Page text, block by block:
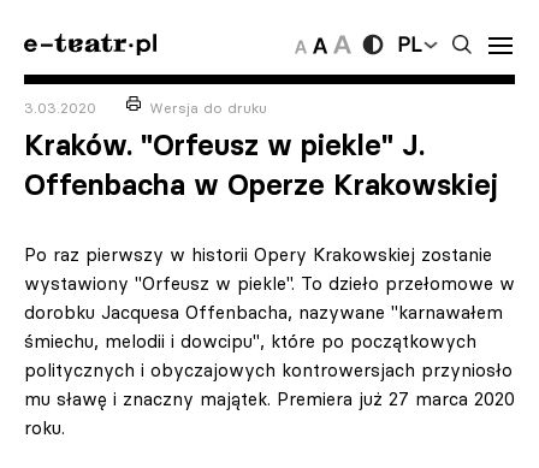
PL
3.03.2020 Wersja do druku
Kraków. "Orfeusz w piekle" J.
Offenbacha w Operze Krakowskiej
Po raz pierwszy w historii Opery Krakowskiej zostanie
wystawiony "Orfeusz w piekle". To dzieło przełomowe w
dorobku Jacquesa Offenbacha, nazywane "karnawałem
śmiechu, melodii i dowcipu", które po początkowych
politycznych i obyczajowych kontrowersjach przyniosło
mu sławę i znaczny majątek. Premiera już 27 marca 2020
roku.